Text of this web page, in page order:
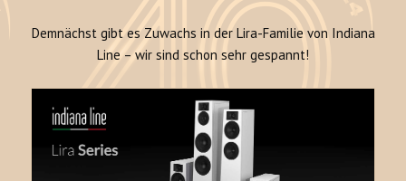
Demnächst gibt es Zuwachs in der Lira-Familie von Indiana
Line – wir sind schon sehr gespannt!